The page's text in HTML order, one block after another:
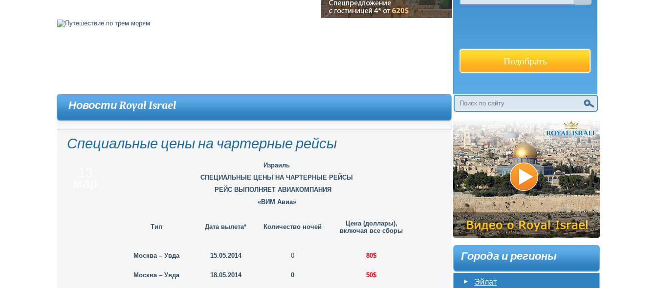
Новости Royal Israel
Специальные цены на чартерные рейсы
Израиль
СПЕЦИАЛЬНЫЕ ЦЕНЫ НА ЧАРТЕРНЫЕ РЕЙСЫ
РЕЙС ВЫПОЛНЯЕТ АВИАКОМПАНИЯ
«ВИМ Авиа»
Тип Дата вылета* Количество ночей
Цена (доллары),
включая все сборы
Москва – Увда 15.05.2014 0 80$
Москва – Увда 18.05.2014 0 50$
Города и регионы
Эйлат